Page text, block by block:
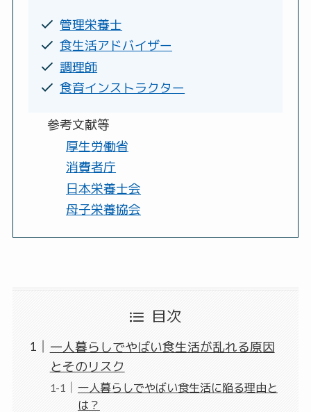
管理栄養士
食生活アドバイザー
調理師
食育インストラクター
参考文献等
厚生労働省
消費者庁
日本栄養士会
母子栄養協会
目次
一人暮らしでやばい食生活が乱れる原因
とそのリスク
一人暮らしでやばい食生活に陥る理由と
は？